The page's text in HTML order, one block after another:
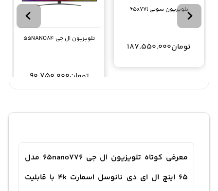
تلویزیون سونی 65x77l
تومان187.550.000
تلویزیون ال جی 55NANO84
تومان90.750.000
معرفی کوتاه تلویزیون ال جی 65nano776 مدل
65 اینچ ال ای دی نانوسل اسمارت 4k با قابلیت